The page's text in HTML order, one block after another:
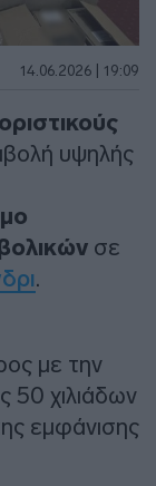
14.06.2026 | 19:09
υψηλής
σε
.
με την
50 χιλιάδων
εμφάνισης